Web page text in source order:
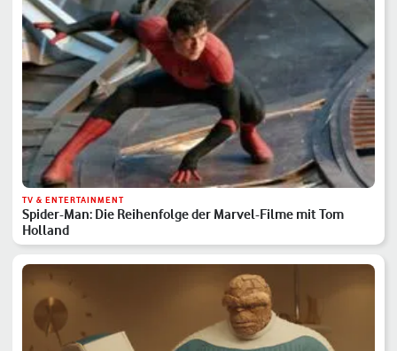
TV & ENTERTAINMENT
Spider-Man: Die Reihenfolge der Marvel-Filme mit Tom
Holland